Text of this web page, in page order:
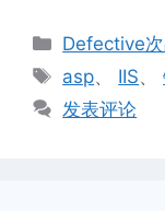
分
Defective
标
签
asp、 IIS、
发表评论